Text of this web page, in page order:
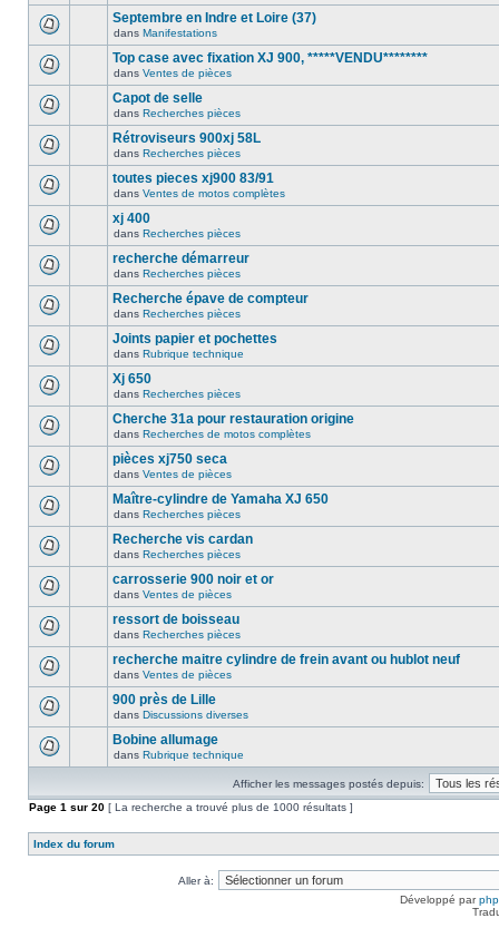
Septembre en Indre et Loire (37)
dans Manifestations
Top case avec fixation XJ 900, *****VENDU********
dans Ventes de pièces
Capot de selle
dans Recherches pièces
Rétroviseurs 900xj 58L
dans Recherches pièces
toutes pieces xj900 83/91
dans Ventes de motos complètes
xj 400
dans Recherches pièces
recherche démarreur
dans Recherches pièces
Recherche épave de compteur
dans Recherches pièces
Joints papier et pochettes
dans Rubrique technique
Xj 650
dans Recherches pièces
Cherche 31a pour restauration origine
dans Recherches de motos complètes
pièces xj750 seca
dans Ventes de pièces
Maître-cylindre de Yamaha XJ 650
dans Recherches pièces
Recherche vis cardan
dans Recherches pièces
carrosserie 900 noir et or
dans Ventes de pièces
ressort de boisseau
dans Recherches pièces
recherche maitre cylindre de frein avant ou hublot neuf
dans Ventes de pièces
900 près de Lille
dans Discussions diverses
Bobine allumage
dans Rubrique technique
Afficher les messages postés depuis:
Page 1 sur 20 [ La recherche a trouvé plus de 1000 résultats ]
Index du forum
Aller à:
Développé par